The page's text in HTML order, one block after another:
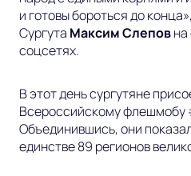
и готовы бороться до конца»,
Сургута Максим Слепов
соцсетях.
В этот день сургутяне
Всероссийскому
Объединившись, они
единстве 89 регионов